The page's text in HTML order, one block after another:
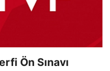
Ön Sınavı